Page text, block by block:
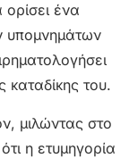
ένα
υπομνημάτων
καταδίκης του.
μιλώντας στο
η ετυμηγορία